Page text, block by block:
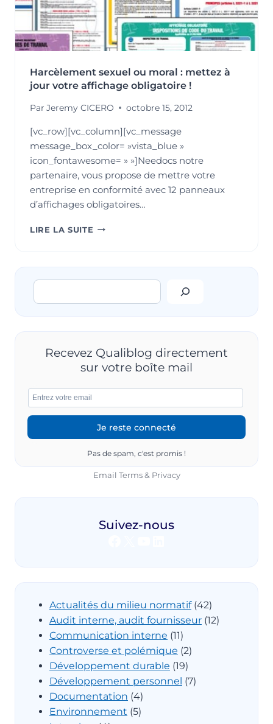
Harcèlement sexuel ou moral : mettez à
jour votre affichage obligatoire !
Par Jeremy CICERO octobre 15, 2012
[vc_row][vc_column][vc_message
message_box_color= »vista_blue »
icon_fontawesome= » »]Needocs notre
partenaire, vous propose de mettre votre
entreprise en conformité avec 12 panneaux
d’affichages obligatoires…
LIRE LA SUITE HARCÈLEMENT
OBLIGATOIRE
Rechercher
Recevez Qualiblog directement
sur votre boîte mail
Pas de spam, c'est promis !
Email Terms& Privacy
Suivez-nous
Actualités du milieu normatif(42)
Audit interne, audit fournisseur (12)
Communication interne (11)
Controverse et polémique (2)
Développement durable (19)
Développement personnel (7)
Documentation (4)
Environnement (5)